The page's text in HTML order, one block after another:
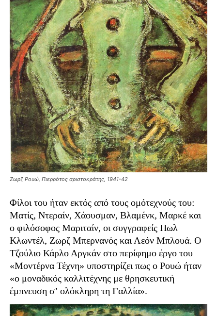
Ζωρζ Ρουώ, Πιερρότος αριστοκράτης, 1941-42
Φίλοι του ήταν εκτός από τους ομότεχνούς του:
Ματίς, Ντεραίν, Χάουσμαν, Βλαμένκ, Μαρκέ και
ο φιλόσοφος Μαριταίν, οι συγγραφείς Πωλ
Κλωντέλ, Ζωρζ Μπερνανός και Λεόν Μπλουά. Ο
Τζούλιο Κάρλο Αργκάν στο περίφημο έργο του
«Μοντέρνα Τέχνη» υποστηρίζει πως ο Ρουώ ήταν
«ο μοναδικός καλλιτέχνης με θρησκευτική
έμπνευση σ’ ολόκληρη τη Γαλλία».